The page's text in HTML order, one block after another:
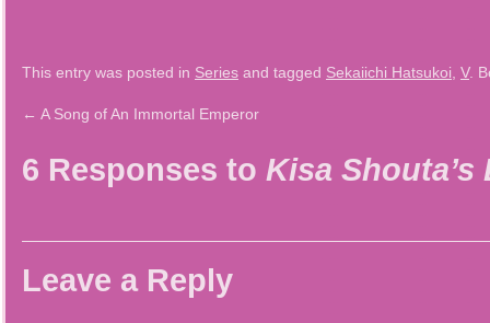
This entry was posted in Series and tagged Sekaiichi Hatsukoi V.
← A Song of An Immortal Emperor
6 Responses to Kisa Shouta’s
Leave a Reply